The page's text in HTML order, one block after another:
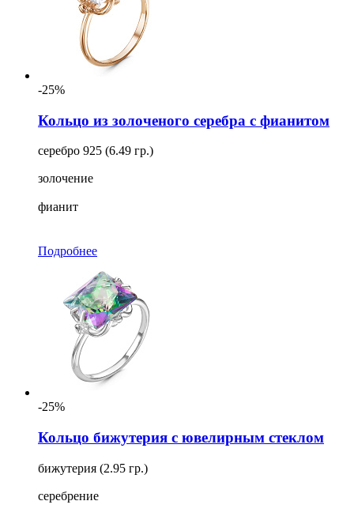
-25%
Кольцо из золоченого серебра с фианитом
серебро 925 (6.49 гр.)
золочение
фианит
Подробнее
-25%
Кольцо бижутерия с ювелирным стеклом
бижутерия (2.95 гр.)
серебрение